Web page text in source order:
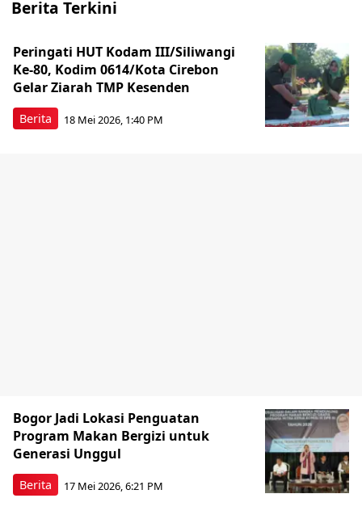
Berita Terkini
Berita
Peringati HUT Kodam III/Siliwangi
Ke-80, Kodim 0614/Kota Cirebon
Gelar Ziarah TMP Kesenden
18 Mei 2026, 1:40 PM
Berita
Bogor Jadi Lokasi Penguatan
Program Makan Bergizi untuk
Generasi Unggul
17 Mei 2026, 6:21 PM